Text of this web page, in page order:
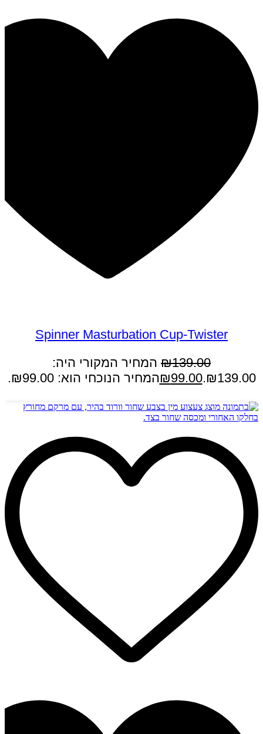
Spinner Masturbation Cup-Twister
₪139.00
המחיר המקורי היה:
₪139.00.
₪99.00 המחיר הנוכחי הוא: ₪99.00.